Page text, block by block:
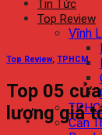
Tin Tức
Top Review
Vĩnh
Cần
Top Review, TPHCM
Top 05
lượng giá